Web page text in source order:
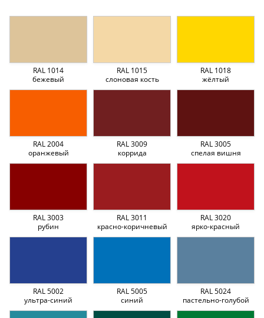
RAL 1014
бежевый
RAL 1015
слоновая кость
RAL 1018
жёлтый
RAL 2004
оранжевый
RAL 3009
коррида
RAL 3005
спелая вишня
RAL 3003
рубин
RAL 3011
красно-коричневый
RAL 3020
ярко-красный
RAL 5002
ультра-синий
RAL 5005
синий
RAL 5024
пастельно-голубой